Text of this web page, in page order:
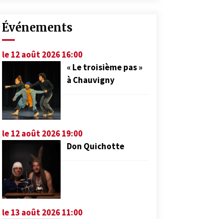
Événements
le 12 août 2026 16:00
« Le troisième pas »
à Chauvigny
le 12 août 2026 19:00
Don Quichotte
le 13 août 2026 11:00